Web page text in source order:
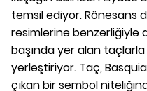
temsil ediyor. Rönesans
resimlerine benzerliğiyle
başında yer alan
yerleştiriyor. Taç,
çıkan bir sembol